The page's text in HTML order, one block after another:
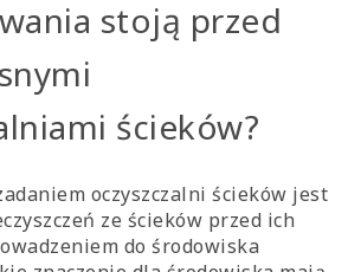
stoją przed
ścieków?
oczyszczalni ścieków jest
ze ścieków przed ich
do środowiska